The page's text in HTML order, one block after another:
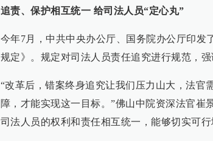
追责、保护相互统一 给司法人员“定心丸”
今年7月，中共中央办公厅、国务院办公厅印发
规定》。规定对司法人员责任追究进行规范，
“改革后，错案终身追究让我们压力山大，法官
障，才能实现这一目标。”佛山中院资深法官崔
司法人员的权利和责任相互统一，能够切实可行